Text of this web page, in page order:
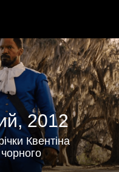
2012
Квентіна